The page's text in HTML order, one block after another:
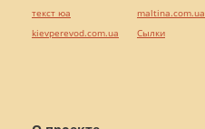
текст юа
kievperevod.com.ua
maltina.com.ua
Cылки